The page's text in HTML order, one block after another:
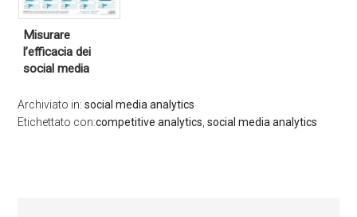
Misurare
l’efficacia dei
social media
Archiviato in:social media analytics
Etichettato con:competitive analytics,social media analytics